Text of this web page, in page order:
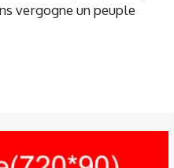
vergogne un peuple